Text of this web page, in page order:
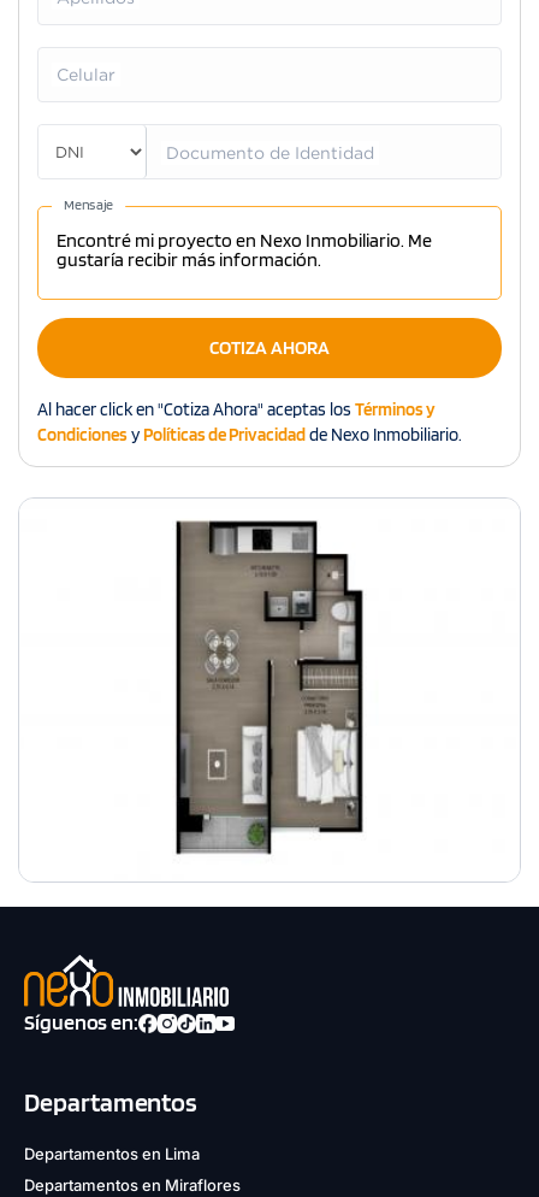
Celular
Documento de Identidad
Mensaje
COTIZA AHORA
Al hacer click en "Cotiza Ahora" aceptas los Términos y
CondicionesyPolíticas de Privacidadde Nexo Inmobiliario.
Síguenos en:
Departamentos
Departamentos en Lima
Departamentos en Miraflores